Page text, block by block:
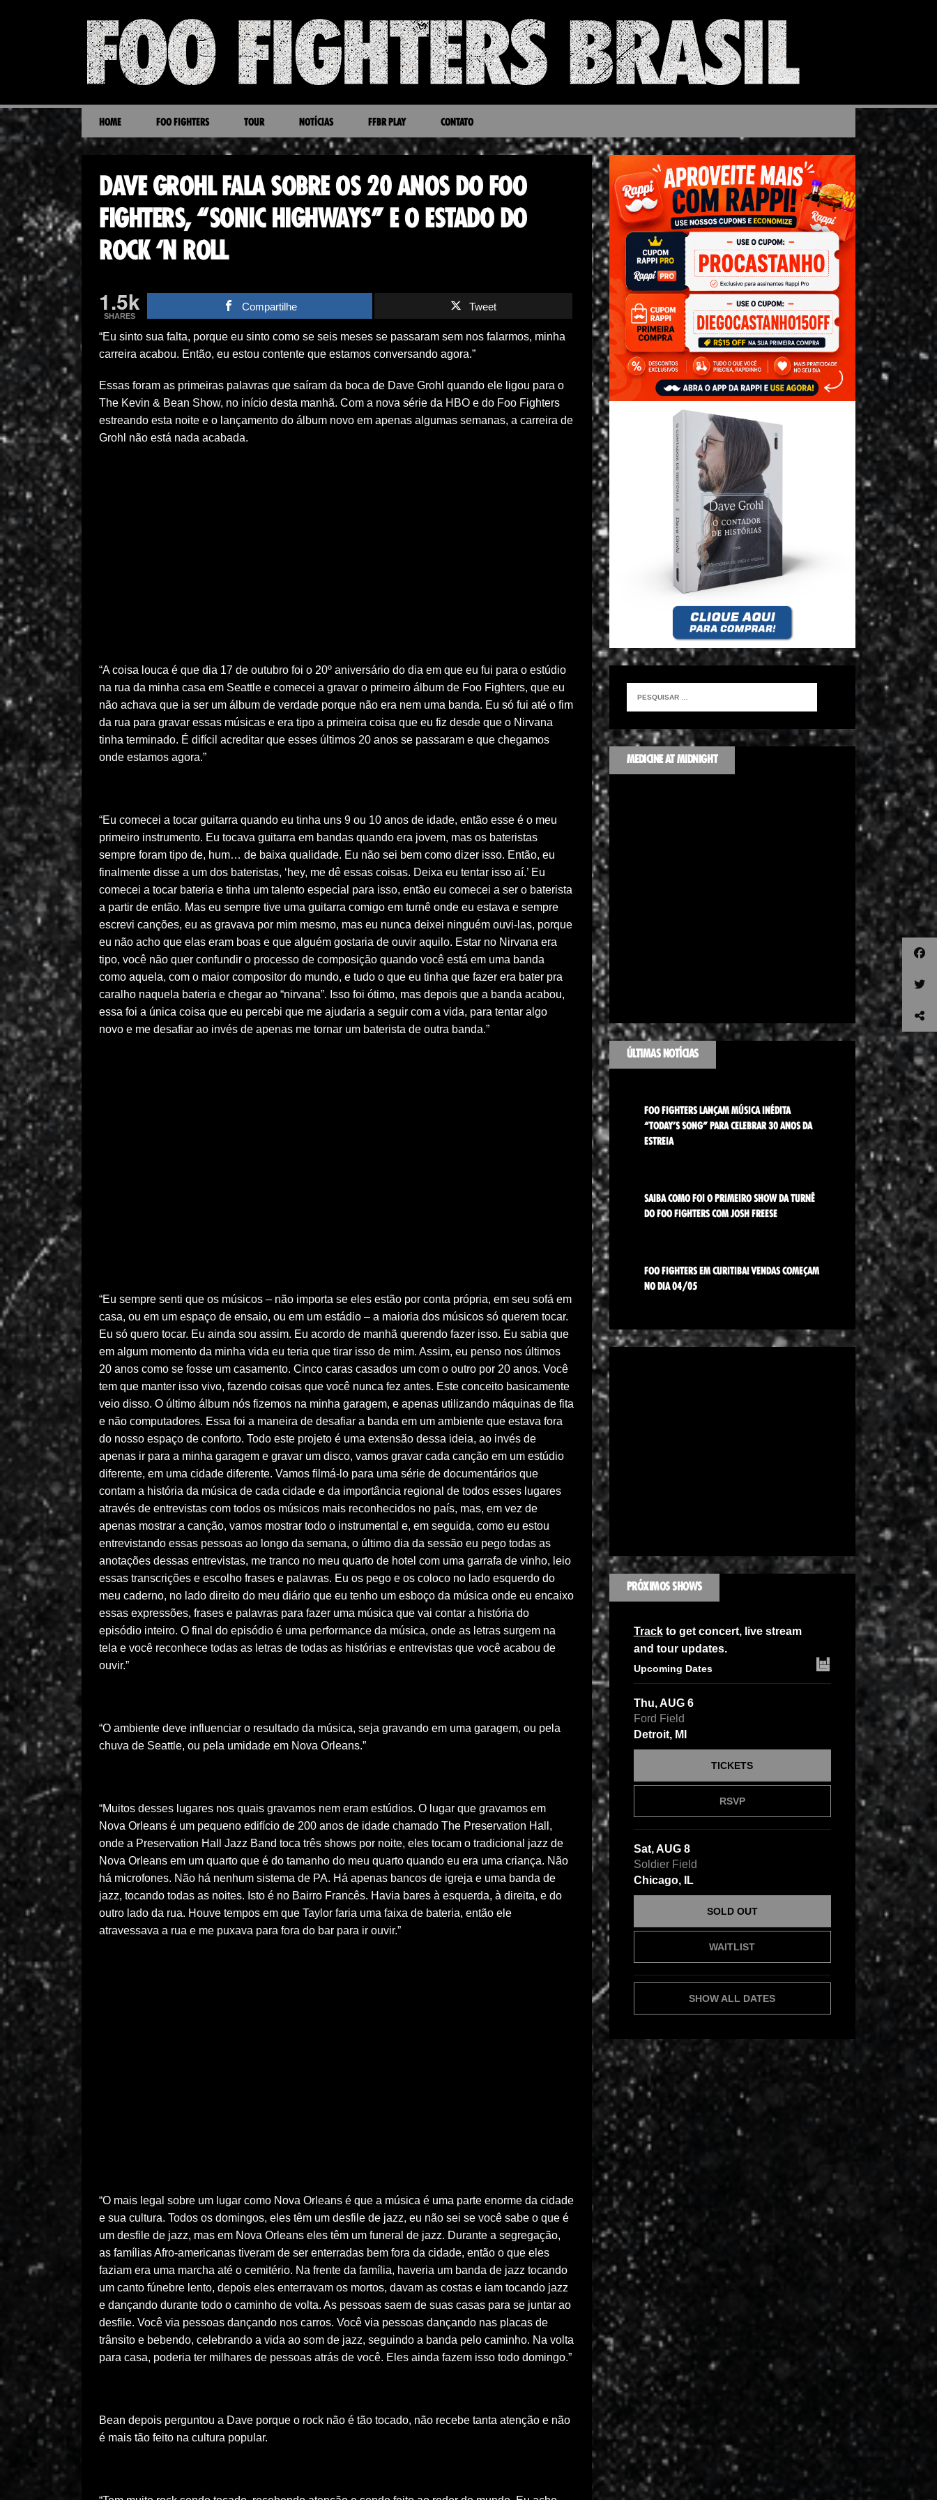
HOME FOO FIGHTERS TOUR NOTÍCIAS FFBR PLAY CONTATO
DAVE GROHL FALA SOBRE OS 20 ANOS DO FOO
FIGHTERS, “SONIC HIGHWAYS” E O ESTADO DO
ROCK ‘N ROLL
1.5k
SHARES
Compartilhe Tweet
“Eu sinto sua falta, porque eu sinto como se seis meses se passaram sem nos falarmos, minha
carreira acabou. Então, eu estou contente que estamos conversando agora.”
Essas foram as primeiras palavras que saíram da boca de Dave Grohl quando ele ligou para o
The Kevin & Bean Show, no início desta manhã. Com a nova série da HBO e do Foo Fighters
estreando esta noite e o lançamento do álbum novo em apenas algumas semanas, a carreira de
Grohl não está nada acabada.
“A coisa louca é que dia 17 de outubro foi o 20º aniversário do dia em que eu fui para o estúdio
na rua da minha casa em Seattle e comecei a gravar o primeiro álbum de Foo Fighters, que eu
não achava que ia ser um álbum de verdade porque não era nem uma banda. Eu só fui até o fim
da rua para gravar essas músicas e era tipo a primeira coisa que eu fiz desde que o Nirvana
tinha terminado. É difícil acreditar que esses últimos 20 anos se passaram e que chegamos
onde estamos agora.”
“Eu comecei a tocar guitarra quando eu tinha uns 9 ou 10 anos de idade, então esse é o meu
primeiro instrumento. Eu tocava guitarra em bandas quando era jovem, mas os bateristas
sempre foram tipo de, hum… de baixa qualidade. Eu não sei bem como dizer isso. Então, eu
finalmente disse a um dos bateristas, ‘hey, me dê essas coisas. Deixa eu tentar isso aí.’ Eu
comecei a tocar bateria e tinha um talento especial para isso, então eu comecei a ser o baterista
a partir de então. Mas eu sempre tive uma guitarra comigo em turnê onde eu estava e sempre
escrevi canções, eu as gravava por mim mesmo, mas eu nunca deixei ninguém ouvi-las, porque
eu não acho que elas eram boas e que alguém gostaria de ouvir aquilo. Estar no Nirvana era
tipo, você não quer confundir o processo de composição quando você está em uma banda
como aquela, com o maior compositor do mundo, e tudo o que eu tinha que fazer era bater pra
caralho naquela bateria e chegar ao “nirvana”. Isso foi ótimo, mas depois que a banda acabou,
essa foi a única coisa que eu percebi que me ajudaria a seguir com a vida, para tentar algo
novo e me desafiar ao invés de apenas me tornar um baterista de outra banda.”
“Eu sempre senti que os músicos – não importa se eles estão por conta própria, em seu sofá em
casa, ou em um espaço de ensaio, ou em um estádio – a maioria dos músicos só querem tocar.
Eu só quero tocar. Eu ainda sou assim. Eu acordo de manhã querendo fazer isso. Eu sabia que
em algum momento da minha vida eu teria que tirar isso de mim. Assim, eu penso nos últimos
20 anos como se fosse um casamento. Cinco caras casados ​​um com o outro por 20 anos. Você
tem que manter isso vivo, fazendo coisas que você nunca fez antes. Este conceito basicamente
veio disso. O último álbum nós fizemos na minha garagem, e apenas utilizando máquinas de fita
e não computadores. Essa foi a maneira de desafiar a banda em um ambiente que estava fora
do nosso espaço de conforto. Todo este projeto é uma extensão dessa ideia, ao invés de
apenas ir para a minha garagem e gravar um disco, vamos gravar cada canção em um estúdio
diferente, em uma cidade diferente. Vamos filmá-lo para uma série de documentários que
contam a história da música de cada cidade e da importância regional de todos esses lugares
através de entrevistas com todos os músicos mais reconhecidos no país, mas, em vez de
apenas mostrar a canção, vamos mostrar todo o instrumental e, em seguida, como eu estou
entrevistando essas pessoas ao longo da semana, o último dia da sessão eu pego todas as
anotações dessas entrevistas, me tranco no meu quarto de hotel com uma garrafa de vinho, leio
essas transcrições e escolho frases e palavras. Eu os pego e os coloco no lado esquerdo do
meu caderno, no lado direito do meu diário que eu tenho um esboço da música onde eu encaixo
essas expressões, frases e palavras para fazer uma música que vai contar a história do
episódio inteiro. O final do episódio é uma performance da música, onde as letras surgem na
tela e você reconhece todas as letras de todas as histórias e entrevistas que você acabou de
ouvir.”
“O ambiente deve influenciar o resultado da música, seja gravando em uma garagem, ou pela
chuva de Seattle, ou pela umidade em Nova Orleans.”
“Muitos desses lugares nos quais gravamos nem eram estúdios. O lugar que gravamos em
Nova Orleans é um pequeno edifício de 200 anos de idade chamado The Preservation Hall,
onde a Preservation Hall Jazz Band toca três shows por noite, eles tocam o tradicional jazz de
Nova Orleans em um quarto que é do tamanho do meu quarto quando eu era uma criança. Não
há microfones. Não há nenhum sistema de PA. Há apenas bancos de igreja e uma banda de
jazz, tocando todas as noites. Isto é no Bairro Francês. Havia bares à esquerda, à direita, e do
outro lado da rua. Houve tempos em que Taylor faria uma faixa de bateria, então ele
atravessava a rua e me puxava para fora do bar para ir ouvir.”
“O mais legal sobre um lugar como Nova Orleans é que a música é uma parte enorme da cidade
e sua cultura. Todos os domingos, eles têm um desfile de jazz, eu não sei se você sabe o que é
um desfile de jazz, mas em Nova Orleans eles têm um funeral de jazz. Durante a segregação,
as famílias Afro-americanas tiveram de ser enterradas bem fora da cidade, então o que eles
faziam era uma marcha até o cemitério. Na frente da família, haveria um banda de jazz tocando
um canto fúnebre lento, depois eles enterravam os mortos, davam as costas e iam tocando jazz
e dançando durante todo o caminho de volta. As pessoas saem de suas casas para se juntar ao
desfile. Você via pessoas dançando nos carros. Você via pessoas dançando nas placas de
trânsito e bebendo, celebrando a vida ao som de jazz, seguindo a banda pelo caminho. Na volta
para casa, poderia ter milhares de pessoas atrás de você. Eles ainda fazem isso todo domingo.”
Bean depois perguntou a Dave porque o rock não é tão tocado, não recebe tanta atenção e não
é mais tão feito na cultura popular.
MEDICINE AT MIDNIGHT
ÚLTIMAS NOTÍCIAS
FOO FIGHTERS LANÇAM MÚSICA INÉDITA
“TODAY’S SONG” PARA CELEBRAR 30 ANOS DA
ESTREIA
SAIBA COMO FOI O PRIMEIRO SHOW DA TURNÊ
DO FOO FIGHTERS COM JOSH FREESE
FOO FIGHTERS EM CURITIBA! VENDAS COMEÇAM
NO DIA 04/05
PRÓXIMOS SHOWS
Trackto get concert, live stream
and tour updates.
Upcoming Dates
Thu, AUG 6
Ford Field
Detroit, MI
RSVP
TICKETS
Sat, AUG 8
Soldier Field
Chicago, IL
WAITLIST
SOLD OUT
SHOW ALL DATES